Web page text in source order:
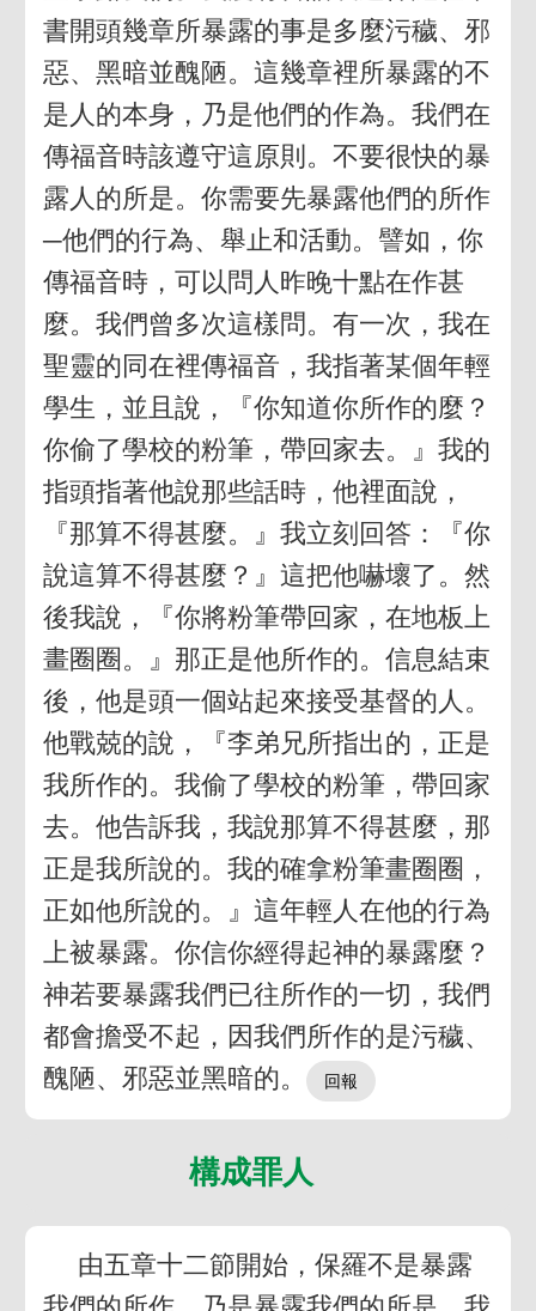
書開頭幾章所暴露的事是多麼污穢、邪
惡、黑暗並醜陋。這幾章裡所暴露的不
是人的本身，乃是他們的作為。我們在
傳福音時該遵守這原則。不要很快的暴
露人的所是。你需要先暴露他們的所作
─他們的行為、舉止和活動。譬如，你
傳福音時，可以問人昨晚十點在作甚
麼。我們曾多次這樣問。有一次，我在
聖靈的同在裡傳福音，我指著某個年輕
學生，並且說，『你知道你所作的麼？
你偷了學校的粉筆，帶回家去。』我的
指頭指著他說那些話時，他裡面說，
『那算不得甚麼。』我立刻回答：『你
說這算不得甚麼？』這把他嚇壞了。然
後我說，『你將粉筆帶回家，在地板上
畫圈圈。』那正是他所作的。信息結束
後，他是頭一個站起來接受基督的人。
他戰兢的說，『李弟兄所指出的，正是
我所作的。我偷了學校的粉筆，帶回家
去。他告訴我，我說那算不得甚麼，那
正是我所說的。我的確拿粉筆畫圈圈，
正如他所說的。』這年輕人在他的行為
上被暴露。你信你經得起神的暴露麼？
神若要暴露我們已往所作的一切，我們
都會擔受不起，因我們所作的是污穢、
醜陋、邪惡並黑暗的。
構成罪人
由五章十二節開始，保羅不是暴露